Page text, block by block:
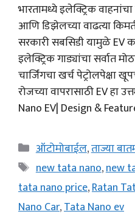
भारतामध्ये इलेक्ट्रिक
आणि डिझेलच्या वाढत्या
सरकारी सबसिडी यामुळे EV
इलेक्ट्रिक गाड्यांचा सर्वात
चार्जिंगचा खर्च पेट्रोलपेक्षा
रोजच्या वापरासाठी EV हा
Nano EV| Design &
Categories
ऑटोमोबाईल,ताज्या
Tags
new tata nano,new
tata nano price,Ratan
Nano Car,Tata Nano ev